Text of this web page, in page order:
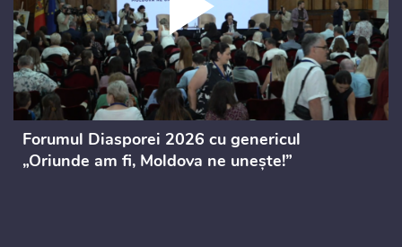
Forumul Diasporei 2026 cu genericul
„Oriunde am fi, Moldova ne unește!”